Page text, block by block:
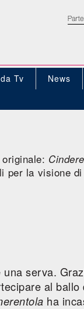
Tv News
per la visione
serva.
al ballo
ha